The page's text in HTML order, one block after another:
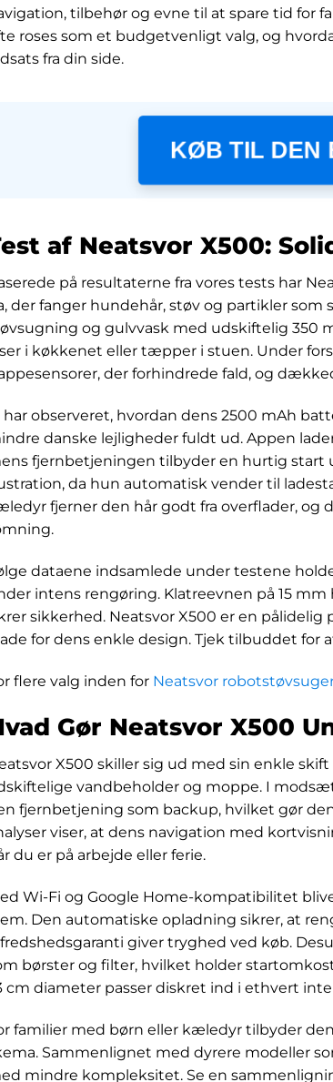
tilbehør og evne til at spare tid for
roses som et budgetvenligt valg, og
fra din side.
KØB TIL DEN
af Neatsvor X500:
på resultaterne fra vores tests har
der fanger hundehår, støv og partikler
og gulvvask med udskiftelig 350
i køkkenet eller tæpper i stuen. Under
der forhindrede fald, og
har observeret, hvordan dens 2500 mAh
danske lejligheder fuldt ud. Appen
fjernbetjeningen tilbyder en hurtig start
da hun automatisk vender til
fjerner den hår godt fra overflader,
dataene indsamlede under testene
intens rengøring. Klatreevnen på 15
sikkerhed. Neatsvor X500 er en
for dens enkle design. Tjek tilbuddet for
flere valg inden for Neatsvor
Gør Neatsvor X500
X500 skiller sig ud med sin enkle
vandbeholder og moppe. I
fjernbetjening som backup, hvilket gør
viser, at dens navigation med
du er på arbejde eller ferie.
Wi-Fi og Google Home-kompatibilitet
Den automatiske opladning sikrer, at
giver tryghed ved køb.
børster og filter, hvilket holder
cm diameter passer diskret ind i ethvert
familier med børn eller kæledyr tilbyder
Sammenlignet med dyrere modeller
mindre kompleksitet. Se en